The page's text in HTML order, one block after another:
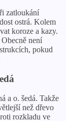
zatloukání
ostrá. Kolem
koroze a kazy.
není
pokud
a o. šedá. Takže
než dřevo
rozkladu ve